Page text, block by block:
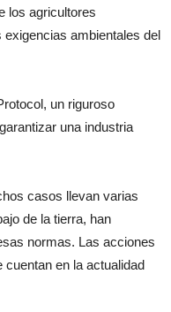
los agricultores
ambientales del
un riguroso
una industria
casos llevan varias
de la tierra, han
normas. Las acciones
cuentan en la actualidad